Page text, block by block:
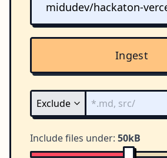
Ingest
Include files under: 50kB